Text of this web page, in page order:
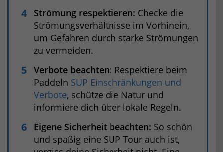
Strömung respektieren: Checke die
Strömungsverhältnisse im Vorhinein,
um Gefahren durch starke Strömungen
zu vermeiden.
Verbote beachten: Respektiere beim
Paddeln SUP Einschränkungen und
Verbote, schütze die Natur und
informiere dich über lokale Regeln.
Eigene Sicherheit beachten: So schön
und spaßig eine SUP Tour auch ist,